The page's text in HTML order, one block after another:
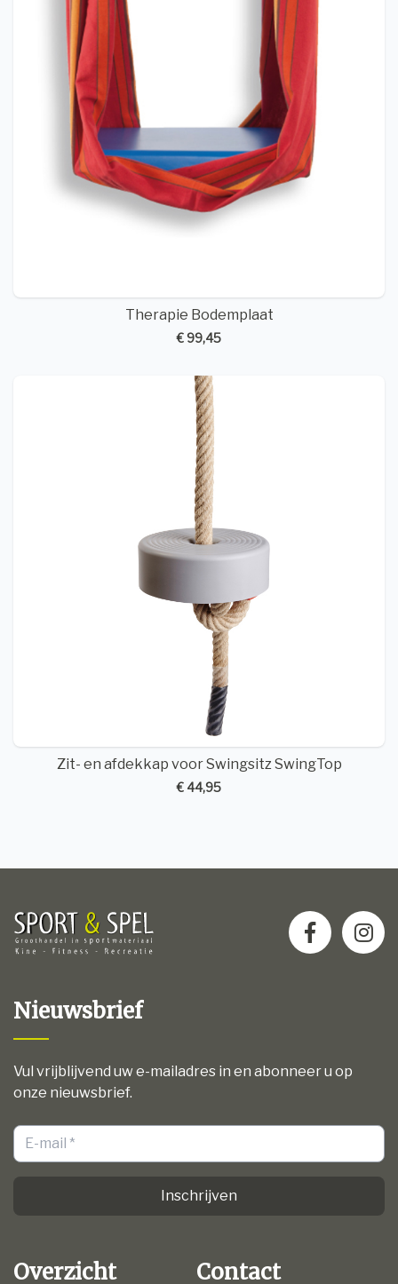
Therapie Bodemplaat
€ 99,45
Zit- en afdekkap voor Swingsitz SwingTop
€ 44,95
Nieuwsbrief
Vul vrijblijvend uw e-mailadres in en abonneer u op
onze nieuwsbrief.
Inschrijven
Overzicht Contact